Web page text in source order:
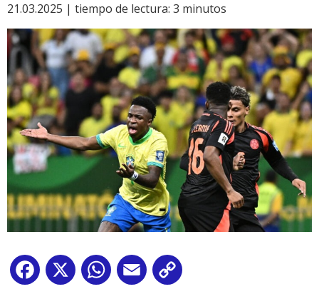
21.03.2025 | tiempo de lectura: 3 minutos
Facebook
X WhatsApp
Email